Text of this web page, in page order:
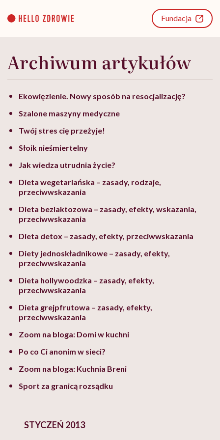
content
Fundacja
Archiwum artykułów
Ekowięzienie. Nowy sposób na resocjalizację?
Szalone maszyny medyczne
Twój stres cię przeżyje!
Słoik nieśmiertelny
Jak wiedza utrudnia życie?
Dieta wegetariańska – zasady, rodzaje,
przeciwwskazania
Dieta bezlaktozowa – zasady, efekty, wskazania,
przeciwwskazania
Dieta detox – zasady, efekty, przeciwwskazania
Diety jednoskładnikowe – zasady, efekty,
przeciwwskazania
Dieta hollywoodzka – zasady, efekty,
przeciwwskazania
Dieta grejpfrutowa – zasady, efekty,
przeciwwskazania
Zoom na bloga: Domi w kuchni
Po co Ci anonim w sieci?
Zoom na bloga: Kuchnia Breni
Sport za granicą rozsądku
STYCZEŃ 2013